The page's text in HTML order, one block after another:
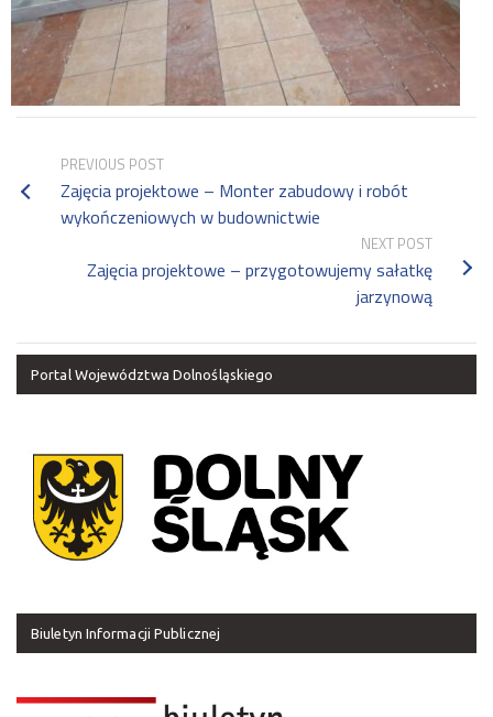
PREVIOUS POST
Zajęcia projektowe – Monter zabudowy i robót
wykończeniowych w budownictwie
NEXT POST
Zajęcia projektowe – przygotowujemy sałatkę
jarzynową
Portal Województwa Dolnośląskiego
Biuletyn Informacji Publicznej